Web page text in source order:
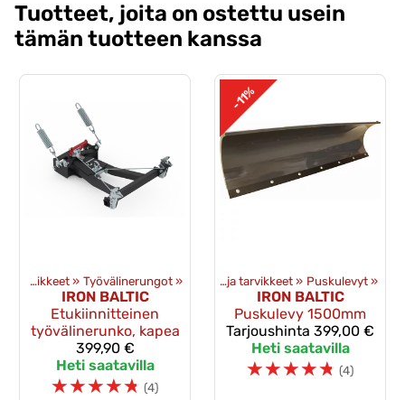
Tuotteet, joita on ostettu usein
tämän tuotteen kanssa
Puskulevyt ja tarvikkeet ‪» Työvälinerungot ‪»
IRON BALTIC
Etukiinnitteinen
työvälinerunko, kapea
399,90 €
Heti saatavilla
☆☆☆☆☆ (4)
-11%
Mönkijän lisävarusteet ‪» Puskulevyt ja tarvikkeet ‪» Puskulevyt ‪»
IRON BALTIC
Puskulevy 1500mm
Tarjoushinta 399,00 €
Heti saatavilla
☆☆☆☆☆ (4)